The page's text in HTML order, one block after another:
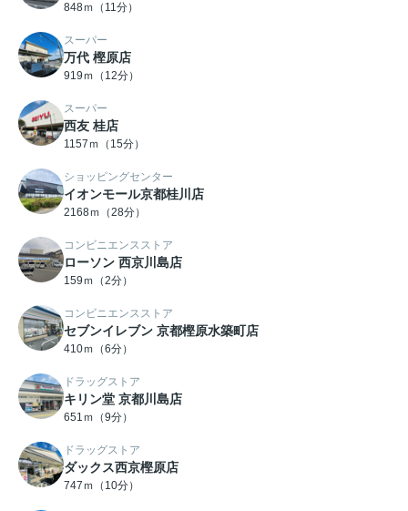
848ｍ（11分）
スーパー
万代 樫原店
919ｍ（12分）
スーパー
西友 桂店
1157ｍ（15分）
ショッピングセンター
イオンモール京都桂川店
2168ｍ（28分）
コンビニエンスストア
ローソン 西京川島店
159ｍ（2分）
コンビニエンスストア
セブンイレブン 京都樫原水築町店
410ｍ（6分）
ドラッグストア
キリン堂 京都川島店
651ｍ（9分）
ドラッグストア
ダックス西京樫原店
747ｍ（10分）